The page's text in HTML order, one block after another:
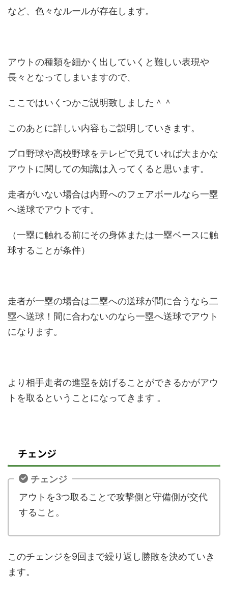
など、色々なルールが存在します。
アウトの種類を細かく出していくと難しい表現や
長々となってしまいますので、
ここではいくつかご説明致しました＾＾
このあとに詳しい内容もご説明していきます。
プロ野球や高校野球をテレビで見ていれば大まかな
アウトに関しての知識は入ってくると思います。
走者がいない場合は内野へのフェアボールなら一塁
へ送球でアウトです。
（一塁に触れる前にその身体または一塁ベースに触
球することが条件）
走者が一塁の場合は二塁への送球が間に合うなら二
塁へ送球！間に合わないのなら一塁へ送球でアウト
になります。
より相手走者の進塁を妨げることができるかがアウ
トを取るということになってきます 。
チェンジ
チェンジ
アウトを3つ取ることで攻撃側と守備側が交代
すること。
このチェンジを9回まで繰り返し勝敗を決めていき
ます。